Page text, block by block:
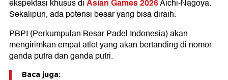
ekspektasi khusus diAsian Games 2026Aichi-Nagoya.
Sekalipun, ada potensi besar yang bisa diraih.
PBPI (Perkumpulan Besar Padel Indonesia) akan
mengirimkan empat atlet yang akan bertanding di nomor
ganda putra dan ganda putri.
Baca juga: